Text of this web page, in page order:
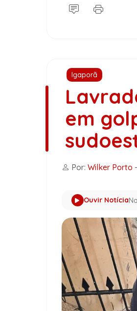
Igaporã
em
Por: Wilker Porto -
Ouvir Notícia